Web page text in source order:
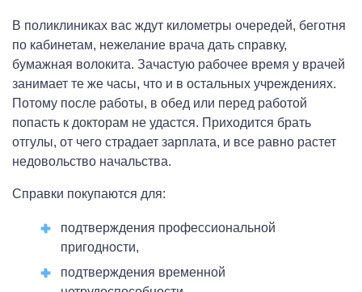
В поликлиниках вас ждут километры очередей, беготня
по кабинетам, нежелание врача дать справку,
бумажная волокита. Зачастую рабочее время у врачей
занимает те же часы, что и в остальных учреждениях.
Потому после работы, в обед или перед работой
попасть к докторам не удастся. Приходится брать
отгулы, от чего страдает зарплата, и все равно растет
недовольство начальства.
Справки покупаются для:
подтверждения профессиональной
пригодности,
подтверждения временной